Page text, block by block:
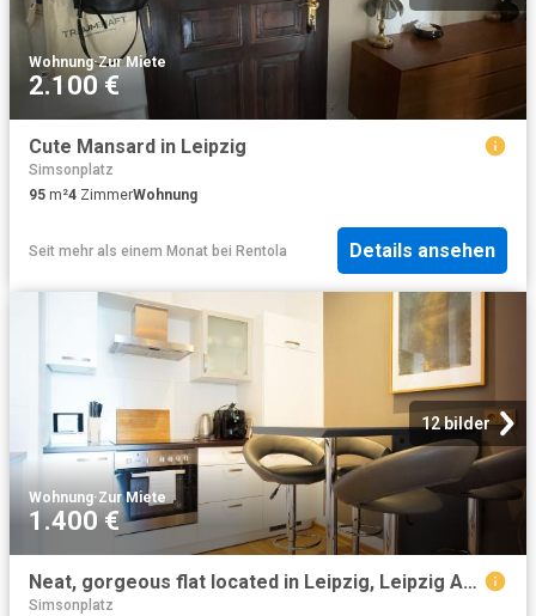
Wohnung·Zur Miete
2.100 €
Cute Mansard in Leipzig
Simsonplatz
95 m²4 ZimmerWohnung
Seit mehr als einem Monat bei Rentola Details ansehen
12 bilder
Wohnung·Zur Miete
1.400 €
Neat, gorgeous flat located in Leipzig, Leipzig Amsterdam Apartments for Rent
Simsonplatz